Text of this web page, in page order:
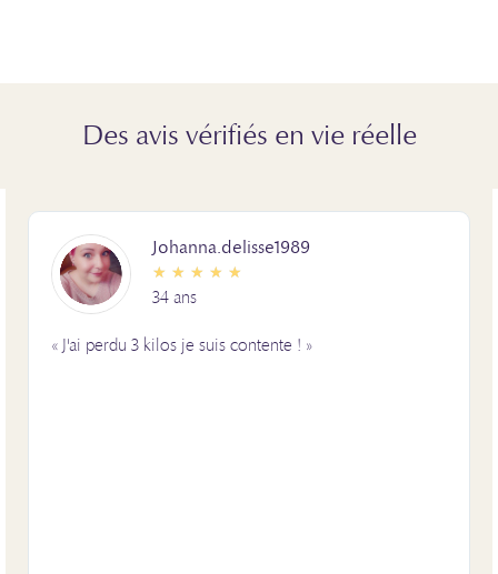
Des avis vérifiés en vie réelle
Johanna.delisse1989
★ ★ ★ ★ ★
34 ans
« J'ai perdu 3 kilos je suis contente ! »